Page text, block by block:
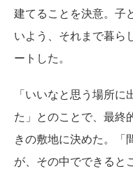
建てることを決意。子
いよう、それまで暮ら
ートした。
「いいなと思う場所
た」とのことで、最終
きの敷地に決めた。「
が、その中でできると